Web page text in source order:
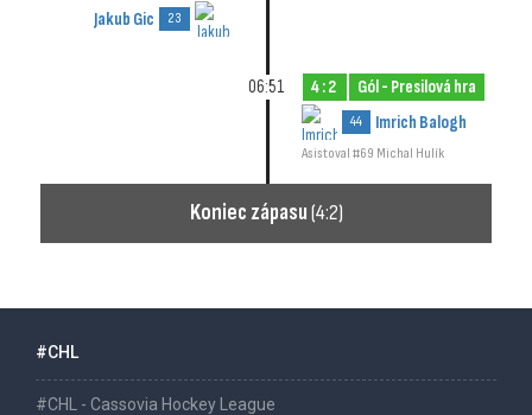
23
Jakub Gic
06:51 4 : 2 Gól - Presilová hra
44 Imrich Balogh
Asistoval #69 Michal Hulík
Koniec zápasu(4:2)
#CHL
#CHL - Cassovia Hockey League